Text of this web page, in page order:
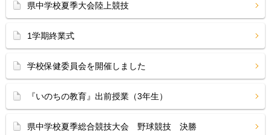
県中学校夏季大会陸上競技
1学期終業式
学校保健委員会を開催しました
『いのちの教育』出前授業（3年生）
県中学校夏季総合競技大会 野球競技 決勝